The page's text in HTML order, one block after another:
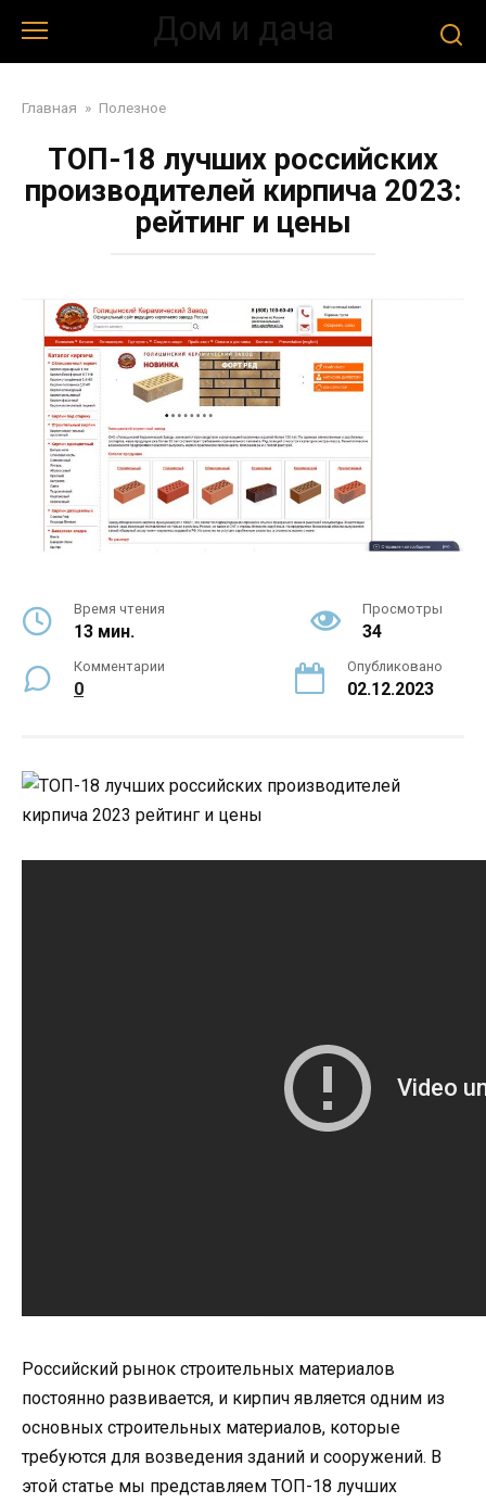
контенту
Дом и дача
Главная » Полезное
ТОП-18 лучших российских
производителей кирпича 2023:
рейтинг и цены
Время чтения
13 мин.
Просмотры
34
Комментарии
0
Опубликовано
02.12.2023
Российский рынок строительных материалов
постоянно развивается, и кирпич является одним из
основных строительных материалов, которые
требуются для возведения зданий и сооружений. В
этой статье мы представляем ТОП-18 лучших